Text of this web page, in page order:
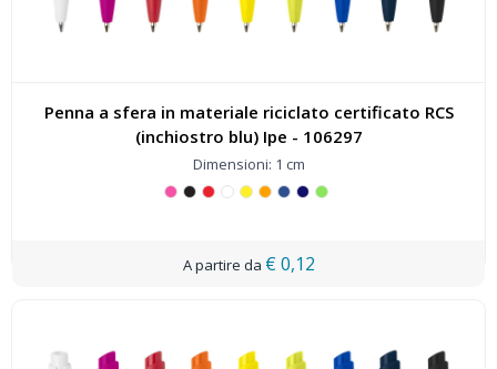
Penna a sfera in materiale riciclato certificato RCS
(inchiostro blu) Ipe - 106297
Dimensioni: 1 cm
€ 0,12